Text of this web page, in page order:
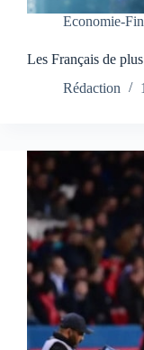
Economie-
Les Français de
Rédaction